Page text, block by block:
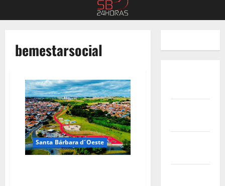
bemestarsocial
Santa Bárbara d´Oeste